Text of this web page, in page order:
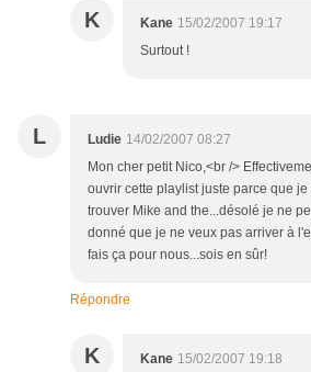
K Kane 15/02/2007 19:17
Surtout !
L Ludie 14/02/2007 08:27
Mon cher petit Nico,<br />
ouvrir cette playlist juste parce que
trouver Mike and the...désolé je ne
donné que je ne veux pas arriver à
fais ça pour nous...sois en sûr!
Répondre
K Kane 15/02/2007 19:18